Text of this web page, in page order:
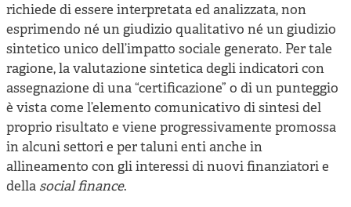
richiede di essere interpretata ed analizzata, non
esprimendo né un giudizio qualitativo né un giudizio
sintetico unico dell’impatto sociale generato. Per tale
ragione, la valutazione sintetica degli indicatori con
assegnazione di una “certificazione” o di un punteggio
è vista come l’elemento comunicativo di sintesi del
proprio risultato e viene progressivamente promossa
in alcuni settori e per taluni enti anche in
allineamento con gli interessi di nuovi finanziatori e
della social finance.